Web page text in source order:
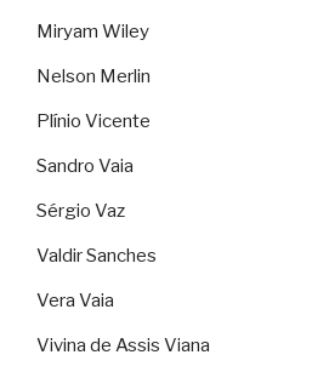
Miryam Wiley
Nelson Merlin
Plínio Vicente
Sandro Vaia
Sérgio Vaz
Valdir Sanches
Vera Vaia
Vivina de Assis Viana